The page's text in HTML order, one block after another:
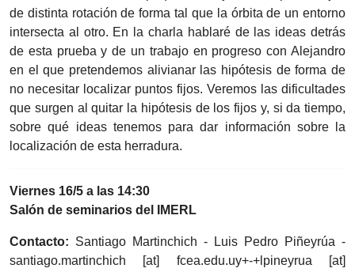
de distinta rotación de forma tal que la órbita de un entorno
intersecta al otro. En la charla hablaré de las ideas detrás
de esta prueba y de un trabajo en progreso con Alejandro
en el que pretendemos alivianar las hipótesis de forma de
no necesitar localizar puntos fijos. Veremos las dificultades
que surgen al quitar la hipótesis de los fijos y, si da tiempo,
sobre qué ideas tenemos para dar información sobre la
localización de esta herradura.
Viernes 16/5 a las 14:30
Salón de seminarios del IMERL
Contacto: Santiago Martinchich - Luis Pedro Piñeyrúa -
santiago.martinchich [at] fcea.edu.uy+-+lpineyrua [at]